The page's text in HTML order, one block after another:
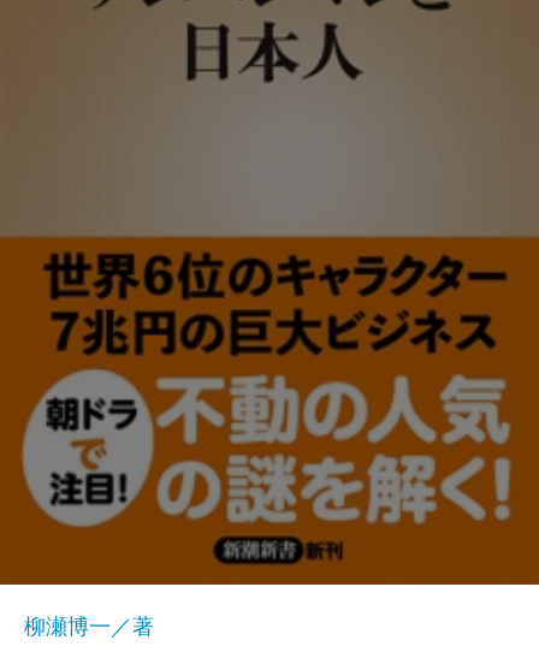
柳瀬博一／著